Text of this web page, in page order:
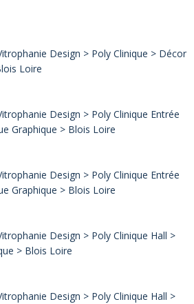
Design > Poly Clinique > Décor
Loire
Design > Poly Clinique Entrée
Graphique > Blois Loire
Design > Poly Clinique Entrée
Graphique > Blois Loire
Design > Poly Clinique Hall >
> Blois Loire
Design > Poly Clinique Hall >